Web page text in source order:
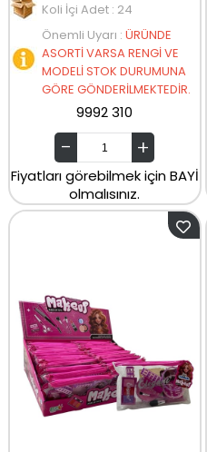
Koli İçi Adet : 24
Önemli Uyarı : ÜRÜNDE
ASORTİ VARSA RENGİ VE
MODELİ STOK DURUMUNA
GÖRE GÖNDERİLMEKTEDİR.
9992 310
Fiyatları görebilmek için BAYİ
olmalısınız.